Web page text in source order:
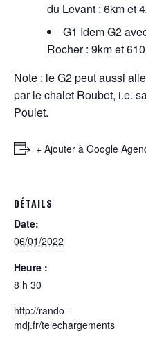
du Levant : 6km et
G1 Idem G2
Rocher : 9km et
Note : le G2 peut aussi
par le chalet Roubet, i.e.
Poulet.
+ Ajouter à Google
DÉTAILS
Date:
06/01/2022
Heure :
8 h 30
http://rando-
mdj.fr/telechargements